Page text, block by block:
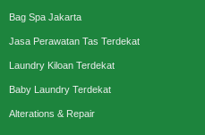
Bag Spa Jakarta
Jasa Perawatan Tas Terdekat
Laundry Kiloan Terdekat
Baby Laundry Terdekat
Alterations & Repair